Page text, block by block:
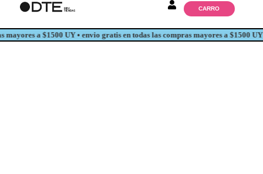
CARRO
mayores a $1500 UY •envio gratis en todas las compras mayores a $1500